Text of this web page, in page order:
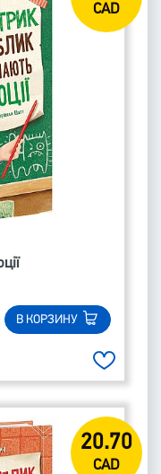
CAD
В КОРЗИНУ
20.70
CAD